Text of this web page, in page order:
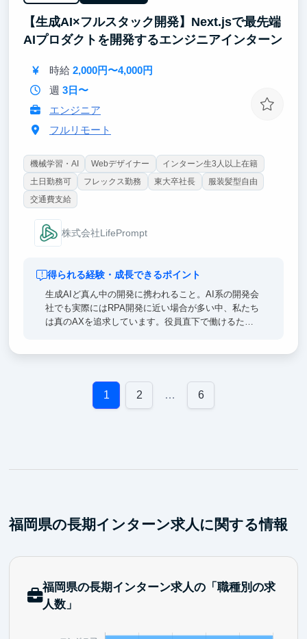
・完全フルリモート×完全フルフレックス — コアタイ
ムなし、出社義務なし。地方在住でも留学先からでも
参加可能。
・「量」が質に転化する環境設計
【生成AI×フルスタック開発】Next.jsで最先端
AIプロダクトを開発するエンジニアインターン
時給 2,000円〜4,000円
週 3日〜
エンジニア
フルリモート
機械学習・AI Webデザイナー
インターン生3人以上在籍
土日勤務可
フレックス勤務 東大卒社長
服装髪型自由
交通費支給
株式会社LifePrompt
得られる経験・成長できるポイント
生成AIど真ん中の開発に携われること。AI系の開発会
社でも実際にはRPA開発に近い場合が多い中、私たち
は真のAXを追求しています。役員直下で働けるた
験は、今後のキャリアに大きく活きるはずです。開発
にはCursor、Claude Code、Devinなど最新AIツールを
1 2 … 6
福岡県の長期インターン求人に関する情報
福岡県の長期インターン求人の「職種別の求
人数」